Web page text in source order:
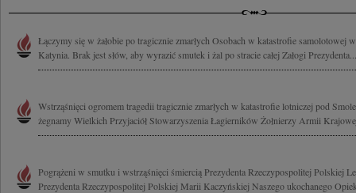
Łączymy się w żałobie po tragicznie zmarłych Osobach w katastrofie samolotowej
Katynia. Brak jest słów, aby wyrazić smutek i żal po stracie całej Załogi Prezydenta...
Wstrząśnięci ogromem tragedii tragicznie zmarłych w katastrofie lotniczej pod
żegnamy Wielkich Przyjaciół Stowarzyszenia Łagierników Żołnierzy Armii
Pogrążeni w smutku i wstrząśnięci śmiercią Prezydenta Rzeczypospolitej Polskiej
Prezydenta Rzeczypospolitej Polskiej Marii Kaczyńskiej Naszego ukochanego